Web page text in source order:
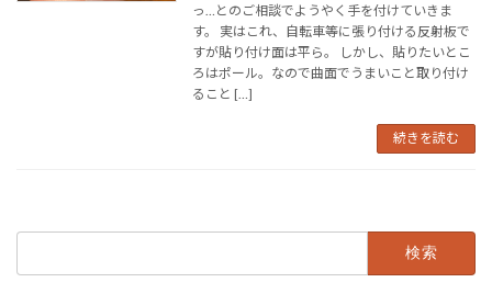
っ…とのご相談でようやく手を付けていきま
す。 実はこれ、自転車等に張り付ける反射板で
すが貼り付け面は平ら。 しかし、貼りたいとこ
ろはポール。なので曲面でうまいこと取り付け
ること […]
続きを読む